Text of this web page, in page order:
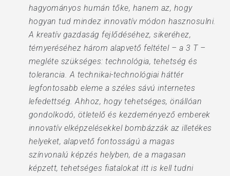
hagyományos humán tőke, hanem az, hogy
hogyan tud mindez innovatív módon hasznosulni.
A kreatív gazdaság fejlődéséhez, sikeréhez,
térnyeréséhez három alapvető feltétel – a 3 T –
megléte szükséges: technológia, tehetség és
tolerancia. A technikai-technológiai háttér
legfontosabb eleme a széles sávú internetes
lefedettség. Ahhoz, hogy tehetséges, önállóan
gondolkodó, ötletelő és kezdeményező emberek
innovatív elképzelésekkel bombázzák az illetékes
helyeket, alapvető fontosságú a magas
színvonalú képzés helyben, de a magasan
képzett, tehetséges fiatalokat itt is kell tudni